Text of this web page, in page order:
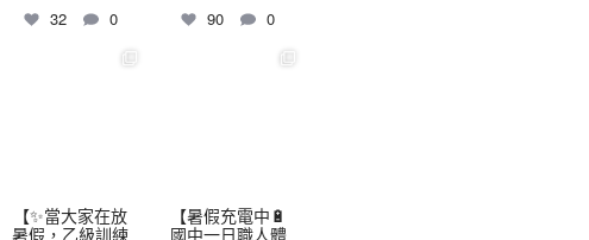
32 0 90 0
【✨當大家在放
暑假，乙級訓練
【暑假充電中🔋
國中一日職人體